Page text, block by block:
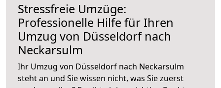
Stressfreie Umzüge:
Professionelle Hilfe für Ihren
Umzug von Düsseldorf nach
Neckarsulm
Ihr Umzug von Düsseldorf nach Neckarsulm
steht an und Sie wissen nicht, was Sie zuerst